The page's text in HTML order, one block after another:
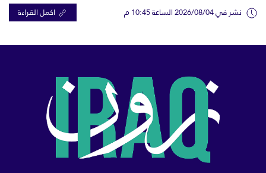
نشر في 2026/08/04 الساعة 10:45 م اكمل القراءة